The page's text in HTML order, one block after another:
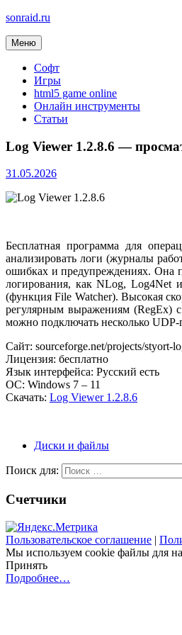
sonraid.ru
Скачивай программы, мини игры
Меню
Софт
Игры
html5 game online
Онлайн инструменты
Статьи
Log Viewer 1.2.8.6 —
31.05.2026
Бесплатная программа для
анализировать логи (журналы
ошибках и предупреждениях. Она
логирования, как NLog, Log4Net
(функция File Watcher). Высокая
регулярным выражениям (RegEx)
можно подключать несколько
Сайт: sourceforge.net/projects/styort-
Лицензия: бесплатно
Язык интерфейса: Русский есть
ОС: Windows 7 – 11
Скачать: Log Viewer 1.2.8.6
Диски и файлы
Поиск для:
Счетчики
Пользовательское соглашение |
Мы используем cookie файлы для
Принять
Подробнее…